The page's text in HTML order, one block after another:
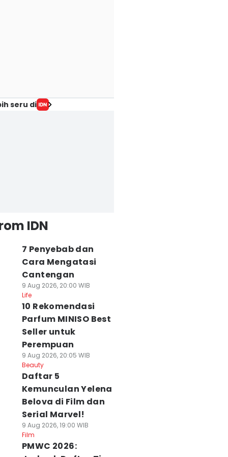
seru di
IDN
7 Penyebab dan
Cara Mengatasi
Cantengan
9 Aug 2026, 20:00 WIB
Life
10 Rekomendasi
Parfum MINISO Best
Seller untuk
Perempuan
9 Aug 2026, 20:05 WIB
Beauty
Daftar 5
Kemunculan Yelena
Belova di Film dan
Serial Marvel!
9 Aug 2026, 19:00 WIB
Film
PMWC 2026: